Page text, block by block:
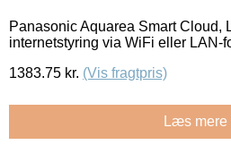
Panasonic Aquarea Smart Cloud,
internetstyring via WiFi eller LAN-
1383.75 kr. (Vis fragtpris)
Læs mere